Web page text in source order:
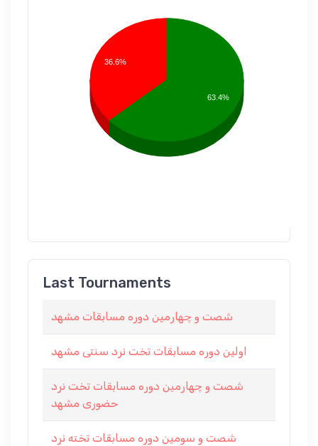
36.6%
63.4%
Last Tournaments
شصت و چهارمین دوره مسابقات مشهد
اولین دوره مسابقات تخت نرد سنتی مشهد
شصت و چهارمین دوره مسابقات تخت نرد
حضوری مشهد
شصت و سومین دوره مسابقات تخته نرد